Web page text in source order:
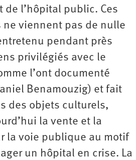
l’hôpital public. Ces
viennent pas de nulle
pendant près
privilégiés avec le
l’ont documenté
Benamouzig) et fait
des objets culturels,
la vente et la
la voie publique au motif
un hôpital en crise. La